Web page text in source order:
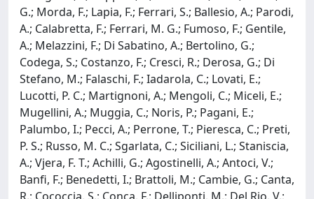
G.; Morda, F.; Lapia, F.; Ferrari, S.; Ballesio, A.; Parodi,
A.; Calabretta, F.; Ferrari, M. G.; Fumoso, F.; Gentile,
A.; Melazzini, F.; Di Sabatino, A.; Bertolino, G.;
Codega, S.; Costanzo, F.; Cresci, R.; Derosa, G.; Di
Stefano, M.; Falaschi, F.; Iadarola, C.; Lovati, E.;
Lucotti, P. C.; Martignoni, A.; Mengoli, C.; Miceli, E.;
Mugellini, A.; Muggia, C.; Noris, P.; Pagani, E.;
Palumbo, I.; Pecci, A.; Perrone, T.; Pieresca, C.; Preti,
P. S.; Russo, M. C.; Sgarlata, C.; Siciliani, L.; Staniscia,
A.; Vjera, F. T.; Achilli, G.; Agostinelli, A.; Antoci, V.;
Banfi, F.; Benedetti, I.; Brattoli, M.; Cambie, G.; Canta,